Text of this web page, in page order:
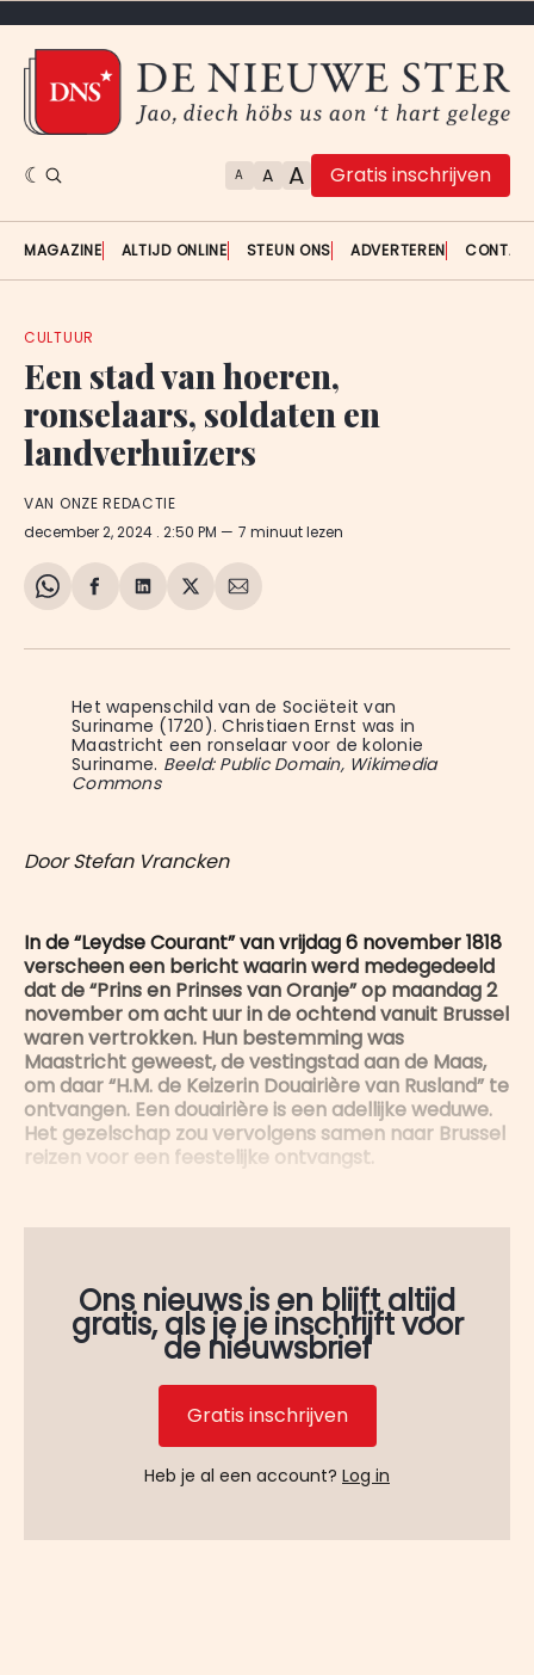
A A A Gratis inschrijven
MAGAZINE ALTIJD ONLINE STEUN ONS ADVERTEREN
CULTUUR
Een stad van hoeren,
ronselaars, soldaten en
landverhuizers
VAN ONZE REDACTIE
december 2, 2024 . 2:50 PM 7 minuut lezen
Share
WhatsApp
Delen
Facebook
Delen
LinkedIn
Share
X
Deel
E-
Het wapenschild van de Sociëteit van
Suriname (1720). Christiaen Ernst was in
Maastricht een ronselaar voor de kolonie
Suriname. Beeld: Public Domain, Wikimedia
Commons
Door Stefan Vrancken
In de “Leydse Courant” van vrijdag 6 november 1818
verscheen een bericht waarin werd medegedeeld
dat de “Prins en Prinses van Oranje” op maandag 2
november om acht uur in de ochtend vanuit Brussel
waren vertrokken. Hun bestemming was
Maastricht geweest, de vestingstad aan de Maas,
om daar “H.M. de Keizerin Douairière van Rusland” te
ontvangen. Een douairière is een adellijke weduwe.
Het gezelschap zou vervolgens samen naar Brussel
reizen voor een feestelijke ontvangst.
Ons nieuws is en blijft altijd
gratis, als je je inschrijft voor
de nieuwsbrief
Gratis inschrijven
Heb je al een account? Log in